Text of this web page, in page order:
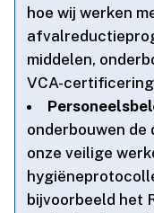
hoe wij werken
middelen,
VCA-
onderbouwen de
onze veilige
bijvoorbeeld het